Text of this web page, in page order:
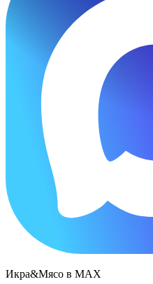
Икра&Мясо в МАХ